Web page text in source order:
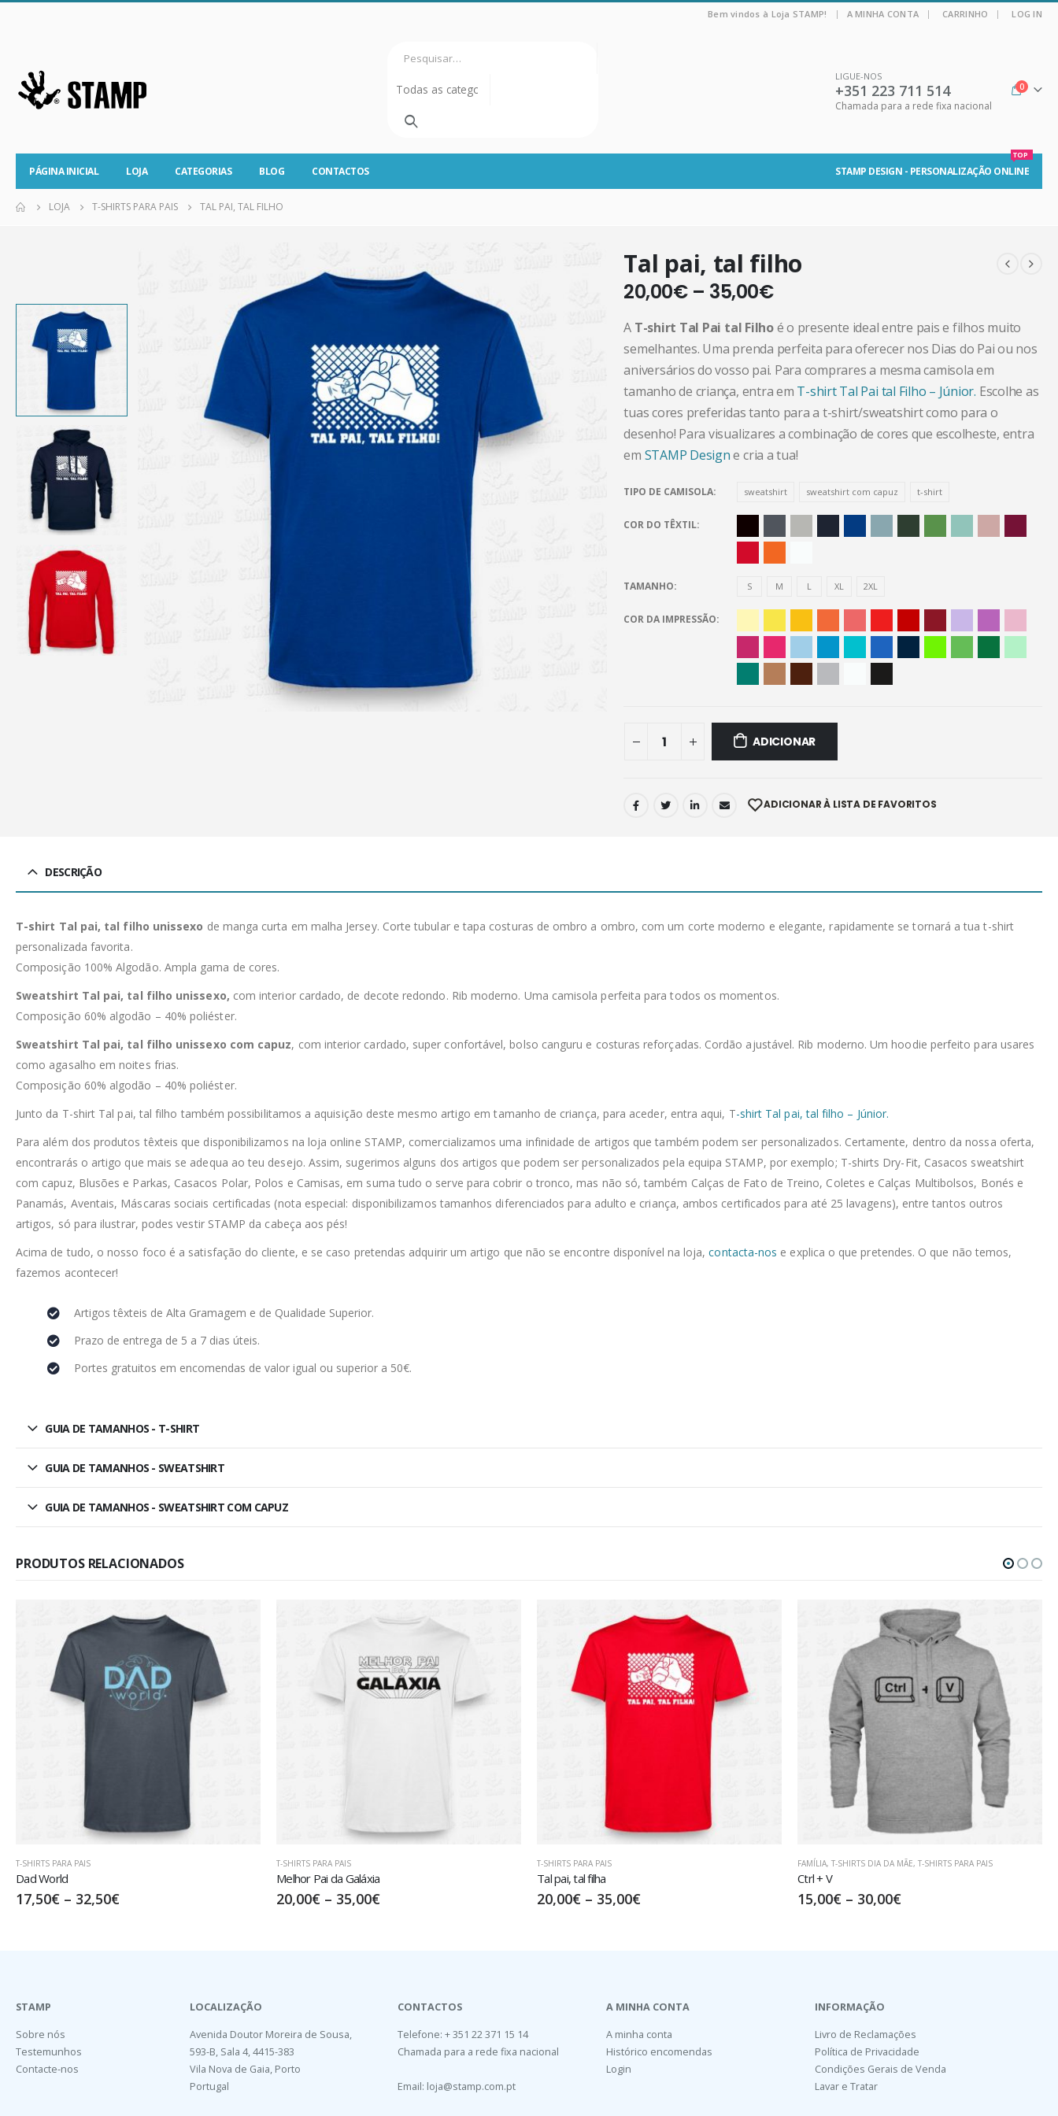
Bem vindos à Loja STAMP! | A MINHA CONTA CARRINHO LOG IN
LIGUE-NOS
+351 223 711 514
Chamada para a rede fixa nacional
0
PÁGINA INICIAL LOJA CATEGORIAS BLOG CONTACTOS STAMP DESIGN - PERSONALIZAÇÃO ONLINE
TOP
LOJA T-SHIRTS PARA PAIS TAL PAI, TAL FILHO
Tal pai, tal filho
20,00€– 35,00€
A T-shirt Tal Pai tal Filhoé o presente ideal entre pais e filhos muito
semelhantes. Uma prenda perfeita para oferecer nos Dias do Pai ou nos
aniversários do vosso pai. Para comprares a mesma camisola em
tamanho de criança, entra em T-shirt Tal Pai tal Filho – Júnior. Escolhe as
tuas cores preferidas tanto para a t-shirt/sweatshirt como para o
desenho! Para visualizares a combinação de cores que escolheste, entra
em STAMP Designe cria a tua!
TIPO DE CAMISOLA sweatshirt sweatshirt com capuz t-shirt
COR DO TÊXTIL
TAMANHO S M L XL 2XL
COR DA IMPRESSÃO
ADICIONAR
ADICIONAR À LISTA DE FAVORITOS
DESCRIÇÃO
T-shirt Tal pai, tal filho unissexo de manga curta em malha Jersey. Corte tubular e tapa costuras de ombro a ombro, com um corte moderno e elegante, rapidamente se tornará a tua t-shirt
personalizada favorita.
Composição 100% Algodão. Ampla gama de cores.
Sweatshirt Tal pai, tal filho unissexo, com interior cardado, de decote redondo. Rib moderno. Uma camisola perfeita para todos os momentos.
Composição 60% algodão – 40% poliéster.
Sweatshirt Tal pai, tal filho unissexo com capuz, com interior cardado, super confortável, bolso canguru e costuras reforçadas. Cordão ajustável. Rib moderno. Um hoodie perfeito para usares
como agasalho em noites frias.
Composição 60% algodão – 40% poliéster.
Junto da T-shirt Tal pai, tal filho também possibilitamos a aquisição deste mesmo artigo em tamanho de criança, para aceder, entra aqui, T-shirt Tal pai, tal filho – Júnior.
Para além dos produtos têxteis que disponibilizamos na loja online STAMP, comercializamos uma infinidade de artigos que também podem ser personalizados. Certamente, dentro da nossa oferta,
encontrarás o artigo que mais se adequa ao teu desejo. Assim, sugerimos alguns dos artigos que podem ser personalizados pela equipa STAMP, por exemplo; T-shirts Dry-Fit, Casacos sweatshirt
com capuz, Blusões e Parkas, Casacos Polar, Polos e Camisas, em suma tudo o serve para cobrir o tronco, mas não só, também Calças de Fato de Treino, Coletes e Calças Multibolsos, Bonés e
Panamás, Aventais, Máscaras sociais certificadas (nota especial: disponibilizamos tamanhos diferenciados para adulto e criança, ambos certificados para até 25 lavagens), entre tantos outros
artigos, só para ilustrar, podes vestir STAMP da cabeça aos pés!
Acima de tudo, o nosso foco é a satisfação do cliente, e se caso pretendas adquirir um artigo que não se encontre disponível na loja,contacta-nos e explica o que pretendes. O que não temos,
fazemos acontecer!
Artigos têxteis de Alta Gramagem e de Qualidade Superior.
Prazo de entrega de 5 a 7 dias úteis.
Portes gratuitos em encomendas de valor igual ou superior a 50€.
GUIA DE TAMANHOS - T-SHIRT
GUIA DE TAMANHOS - SWEATSHIRT
GUIA DE TAMANHOS - SWEATSHIRT COM CAPUZ
PRODUTOS RELACIONADOS
T-SHIRTS PARA PAIS
Melhor Pai da Galáxia
20,00€ – 35,00€
T-SHIRTS PARA PAIS
Tal pai, tal filha
20,00€ – 35,00€
FAMÍLIA, T-SHIRTS DIA DA MÃE
Ctrl + V
15,00€ – 30,00€
T-SHIRTS PARA PAIS
Amazing Father
17,50€ – 32,50€
STAMP
Sobre nós
Testemunhos
Contacte-nos
LOCALIZAÇÃO
Avenida Doutor Moreira de Sousa,
593-B, Sala 4, 4415-383
Vila Nova de Gaia, Porto
Portugal
CONTACTOS
Telefone: + 351 22 371 15 14
Chamada para a rede fixa nacional
Email: loja@stamp.com.pt
A MINHA CONTA
A minha conta
Histórico encomendas
Login
INFORMAÇÃO
Livro de Reclamações
Política de Privacidade
Condições Gerais de Venda
Lavar e Tratar